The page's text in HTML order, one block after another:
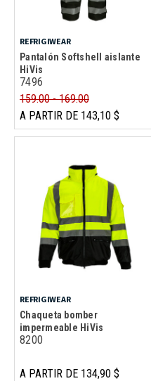
REFRIGIWEAR
Pantalón Softshell aislante
HiVis
7496
159.00 - 169.00
A PARTIR DE 143,10 $
REFRIGIWEAR
Chaqueta bomber
impermeable HiVis
8200
A PARTIR DE 134,90 $